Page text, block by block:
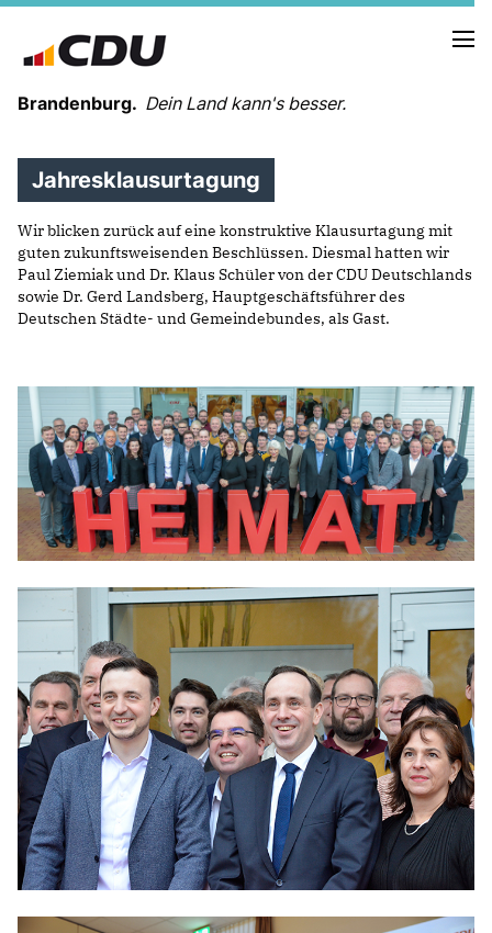
Brandenburg. Dein Land kann's besser.
MELDUNGEN
TERMINE
LANDESVORSTAND
LANDESGESCHÄFTSSTELLE
ORGANISATION
VEREINIGUNGEN UND SONDERORGANISATIONEN
LANDESFACHAUSSCHÜSSE
SATZUNG
PARTEIGESCHICHTE
PARTEIGERICHT
IM LANDTAG
IN DER LANDESREGIERUNG
IM BUNDESTAG
IM EUROPÄISCHEN PARLAMENT
NEWSLETTER ABONNIEREN
BILDER
PROGRAMME
WICHTIGE BESCHLÜSSE DER CDU BRANDENBURG
75 JAHRE CDU BRANDENBURG
PRESSE
SPENDEN
Jahresklausurtagung
Wir blicken zurück auf eine konstruktive Klausurtagung mit
guten zukunftsweisenden Beschlüssen. Diesmal hatten wir
Paul Ziemiak und Dr. Klaus Schüler von der CDU Deutschlands
sowie Dr. Gerd Landsberg, Hauptgeschäftsführer des
Deutschen Städte- und Gemeindebundes, als Gast.